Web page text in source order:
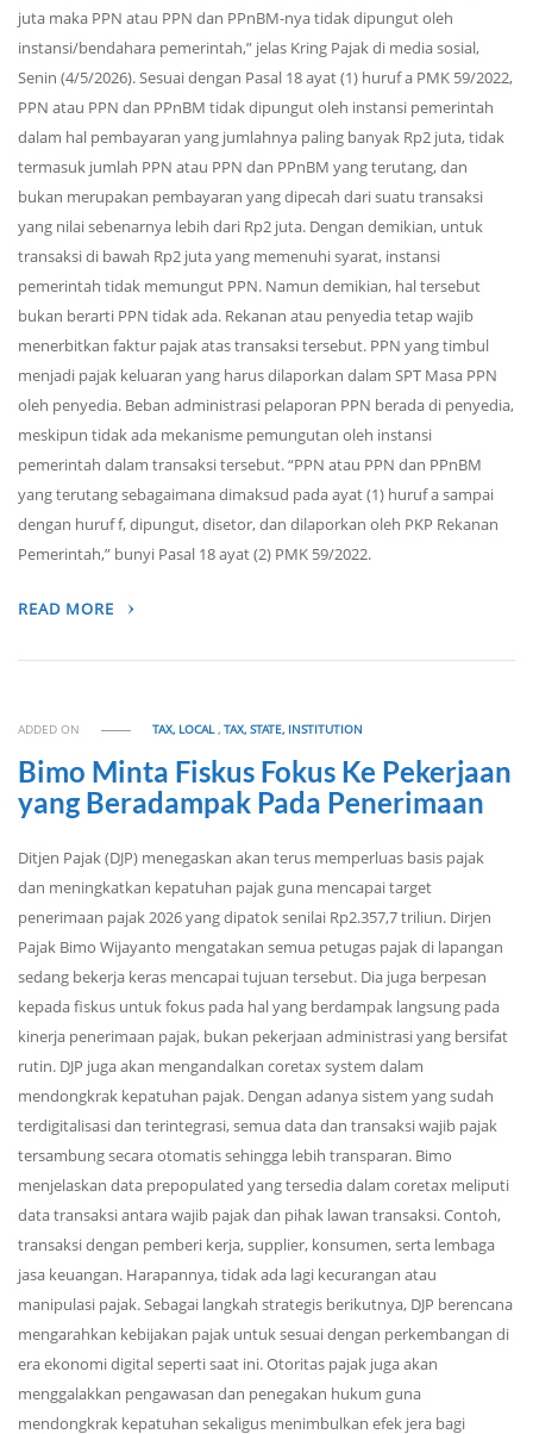
juta maka PPN atau PPN dan PPnBM-nya tidak dipungut oleh
instansi/bendahara pemerintah,” jelas Kring Pajak di media sosial,
Senin (4/5/2026). Sesuai dengan Pasal 18 ayat (1) huruf a PMK 59/2022,
PPN atau PPN dan PPnBM tidak dipungut oleh instansi pemerintah
dalam hal pembayaran yang jumlahnya paling banyak Rp2 juta, tidak
termasuk jumlah PPN atau PPN dan PPnBM yang terutang, dan
bukan merupakan pembayaran yang dipecah dari suatu transaksi
yang nilai sebenarnya lebih dari Rp2 juta. Dengan demikian, untuk
transaksi di bawah Rp2 juta yang memenuhi syarat, instansi
pemerintah tidak memungut PPN. Namun demikian, hal tersebut
bukan berarti PPN tidak ada. Rekanan atau penyedia tetap wajib
menerbitkan faktur pajak atas transaksi tersebut. PPN yang timbul
menjadi pajak keluaran yang harus dilaporkan dalam SPT Masa PPN
oleh penyedia. Beban administrasi pelaporan PPN berada di penyedia,
meskipun tidak ada mekanisme pemungutan oleh instansi
pemerintah dalam transaksi tersebut. “PPN atau PPN dan PPnBM
yang terutang sebagaimana dimaksud pada ayat (1) huruf a sampai
dengan huruf f, dipungut, disetor, dan dilaporkan oleh PKP Rekanan
Pemerintah,” bunyi Pasal 18 ayat (2) PMK 59/2022.
READ MORE
ADDED ON TAX, LOCAL,TAX, STATE, INSTITUTION
Bimo Minta Fiskus Fokus Ke Pekerjaan
yang Beradampak Pada Penerimaan
Ditjen Pajak (DJP) menegaskan akan terus memperluas basis pajak
dan meningkatkan kepatuhan pajak guna mencapai target
penerimaan pajak 2026 yang dipatok senilai Rp2.357,7 triliun. Dirjen
Pajak Bimo Wijayanto mengatakan semua petugas pajak di lapangan
sedang bekerja keras mencapai tujuan tersebut. Dia juga berpesan
kepada fiskus untuk fokus pada hal yang berdampak langsung pada
kinerja penerimaan pajak, bukan pekerjaan administrasi yang bersifat
rutin. DJP juga akan mengandalkan coretax system dalam
mendongkrak kepatuhan pajak. Dengan adanya sistem yang sudah
terdigitalisasi dan terintegrasi, semua data dan transaksi wajib pajak
tersambung secara otomatis sehingga lebih transparan. Bimo
menjelaskan data prepopulated yang tersedia dalam coretax meliputi
data transaksi antara wajib pajak dan pihak lawan transaksi. Contoh,
transaksi dengan pemberi kerja, supplier, konsumen, serta lembaga
jasa keuangan. Harapannya, tidak ada lagi kecurangan atau
manipulasi pajak. Sebagai langkah strategis berikutnya, DJP berencana
mengarahkan kebijakan pajak untuk sesuai dengan perkembangan di
era ekonomi digital seperti saat ini. Otoritas pajak juga akan
menggalakkan pengawasan dan penegakan hukum guna
mendongkrak kepatuhan sekaligus menimbulkan efek jera bagi